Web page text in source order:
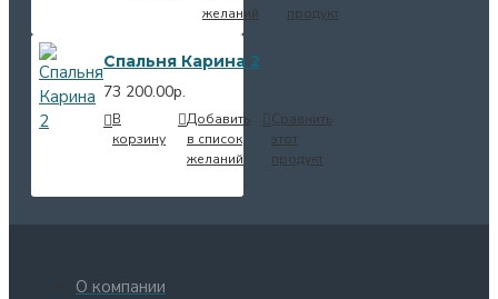
желаний
продукт
Спальня Карина 2
73 200.00р.
В
корзину
Добавить
в список
желаний
Сравнить
этот
продукт
О компании